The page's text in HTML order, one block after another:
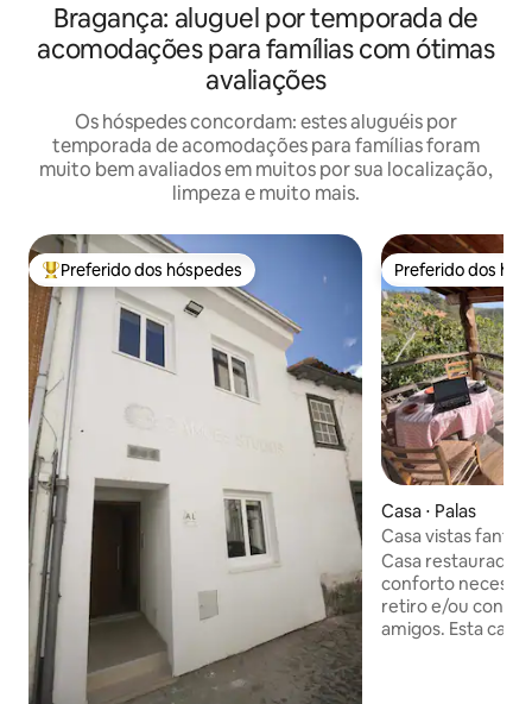
Bragança: aluguel por temporada de
acomodações para famílias com ótimas
avaliações
Os hóspedes concordam: estes aluguéis por
temporada de acomodações para famílias foram
muito bem avaliados em muitos por sua localização,
limpeza e muito mais.
Entre os melhores preferidos dos hóspedes
Preferido dos hóspedes Preferido dos
Preferido dos
Casa ⋅ Palas
Casa vistas
Piscina
Casa restaurada
conforto
retiro e/ou
amigos. Esta